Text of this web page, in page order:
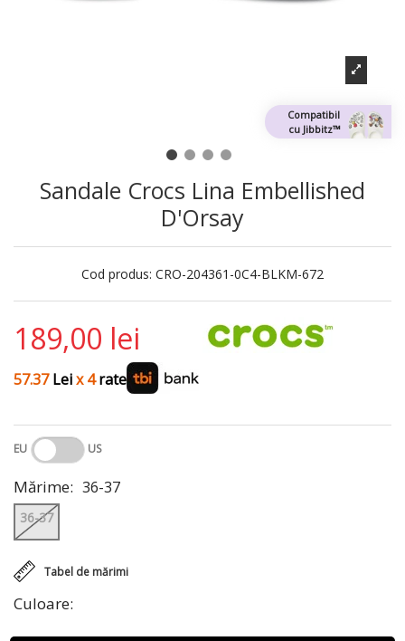
Compatibil
cu Jibbitz™
Sandale Crocs Lina Embellished
D'Orsay
Cod produs: CRO-204361-0C4-BLKM-672
189,00 lei
57.37Leix 4rate
EU US
Culoare:
Tabel de mărimi
Mărime: 36-37
36-37